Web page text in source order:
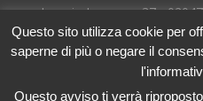
Ignazio Losacco, 37 -
01112470578 SDI:
Tel. (+39) 06.5656.8718 -
l'Informativa
Questo sito utilizza cookie per
saperne di più o negare il
Questo avviso ti verrà